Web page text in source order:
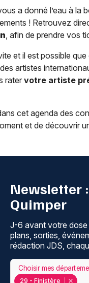
a donné l’eau à la
! Retrouvez
, afin de prendre vos
et il est possible
artistes
rater votre artiste
cet agenda des
et de découvrir
Newsletter
Quimper
J-6 avant votre dose
plans, sorties,
rédaction JDS,
29 - Finistère
Choisir mes